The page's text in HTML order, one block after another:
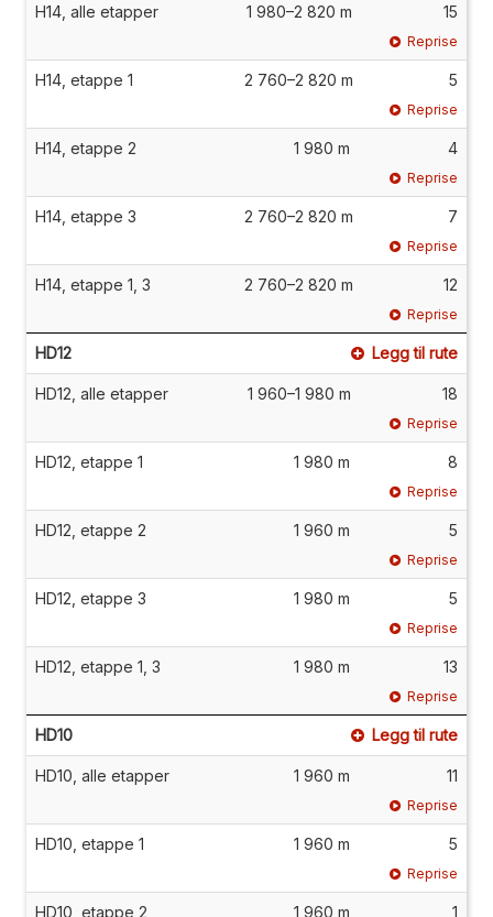
H14, alle etapper 1 980–2 820 m 15
Reprise
H14, etappe 1 2 760–2 820 m 5
Reprise
H14, etappe 2 1 980 m 4
Reprise
H14, etappe 3 2 760–2 820 m 7
Reprise
H14, etappe 1, 3 2 760–2 820 m 12
Reprise
HD12 Legg til rute
HD12, alle etapper 1 960–1 980 m 18
Reprise
HD12, etappe 1 1 980 m 8
Reprise
HD12, etappe 2 1 960 m 5
Reprise
HD12, etappe 3 1 980 m 5
Reprise
HD12, etappe 1, 3 1 980 m 13
Reprise
HD10 Legg til rute
HD10, alle etapper 1 960 m 11
Reprise
HD10, etappe 1 1 960 m 5
Reprise
HD10, etappe 2 1 960 m 1